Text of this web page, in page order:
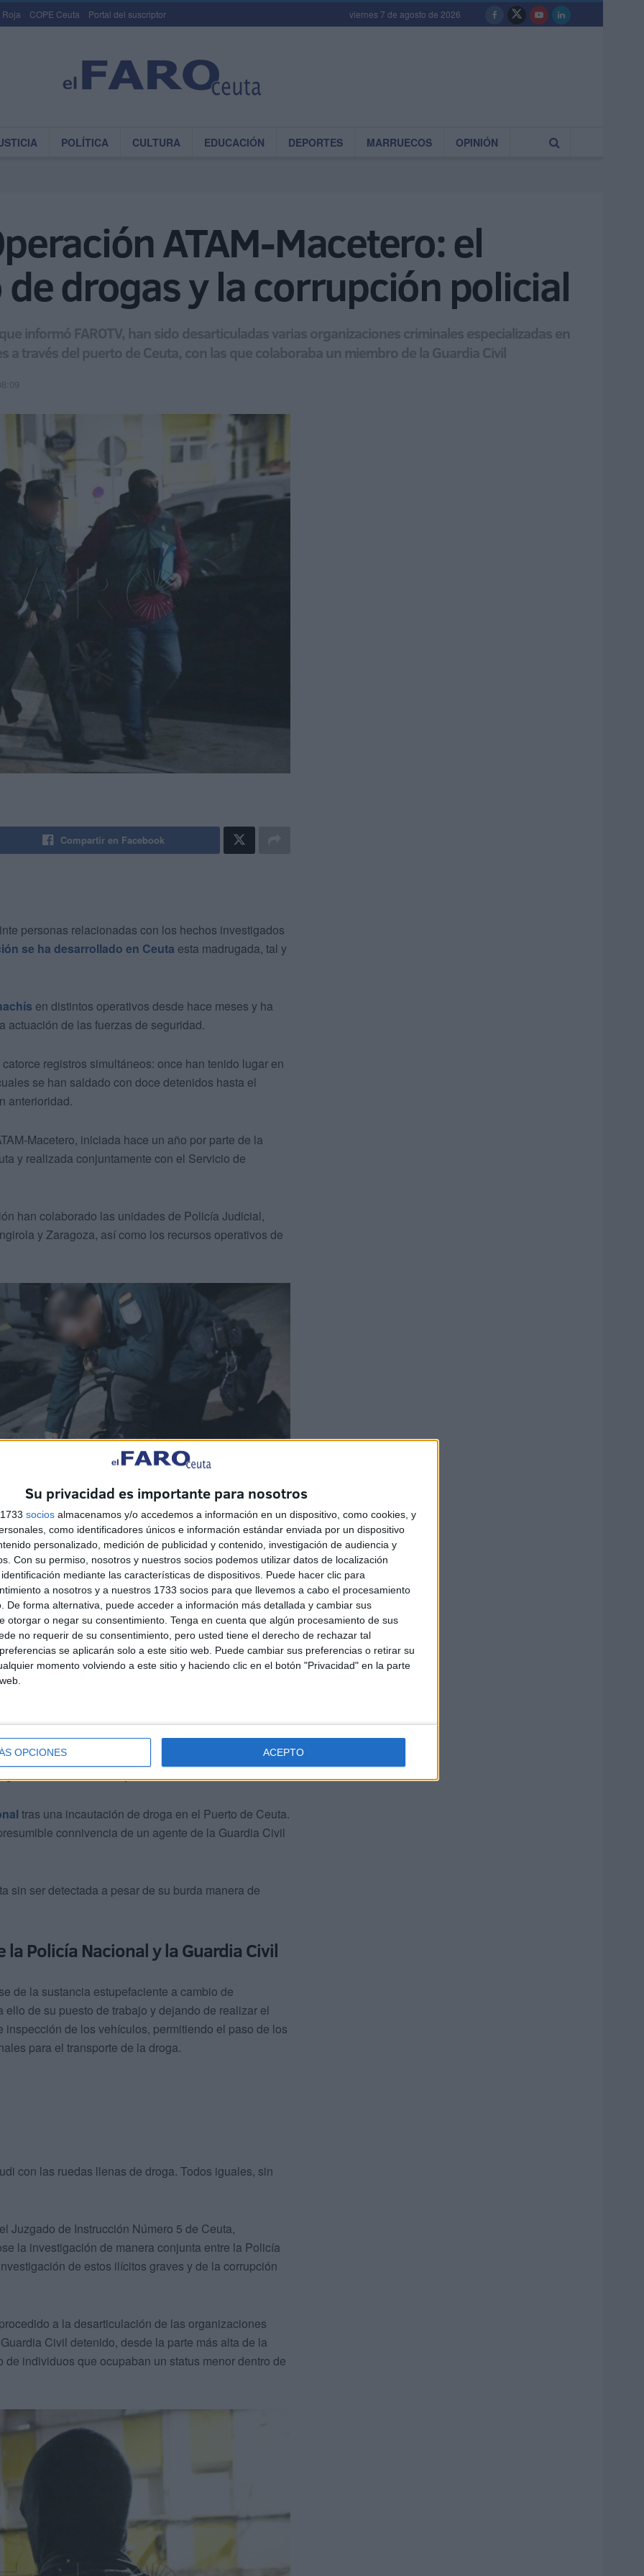
Su privacidad es importante para nosotros
socios almacenamos y/o accedemos a información en un dispositivo, como cookies, y
como identificadores únicos e información estándar enviada por un dispositivo
personalizado, medición de publicidad y contenido, investigación de audiencia y
Con su permiso, nosotros y nuestros socios podemos utilizar datos de localización
mediante las características de dispositivos. Puede hacer clic para
a nosotros y a nuestros 1733 socios para que llevemos a cabo el procesamiento
De forma alternativa, puede acceder a información más detallada y cambiar sus
otorgar o negar su consentimiento. Tenga en cuenta que algún procesamiento de sus
no requerir de su consentimiento, pero usted tiene el derecho de rechazar tal
se aplicarán solo a este sitio web. Puede cambiar sus preferencias o retirar su
momento volviendo a este sitio y haciendo clic en el botón "Privacidad" en la parte
OPCIONES ACEPTO
Roja COPE Ceuta Portal del suscriptor viernes 7 de agosto de 2026
POLÍTICA CULTURA EDUCACIÓN DEPORTES MARRUECOS OPINIÓN
ATAM-Macetero: el
drogas y la corrupción policial
informó FAROTV, han sido desarticuladas varias organizaciones criminales especializadas en
través del puerto de Ceuta, con las que colaboraba un miembro de la Guardia Civil
Compartir en Facebook
personas relacionadas con los hechos investigados
se ha desarrollado en Ceuta esta madrugada, tal y
en distintos operativos desde hace meses y ha
actuación de las fuerzas de seguridad.
registros simultáneos: once han tenido lugar en
se han saldado con doce detenidos hasta el
anterioridad.
Macetero, iniciada hace un año por parte de la
y realizada conjuntamente con el Servicio de
han colaborado las unidades de Policía Judicial,
y Zaragoza, así como los recursos operativos de
de los Servicios de Asuntos Internos y los
además de GRS y GAR.
tras una incautación de droga en el Puerto de Ceuta.
connivencia de un agente de la Guardia Civil
sin ser detectada a pesar de su burda manera de
Policía Nacional y la Guardia Civil
de la sustancia estupefaciente a cambio de
de su puesto de trabajo y dejando de realizar el
de los vehículos, permitiendo el paso de los
para el transporte de la droga.
con las ruedas llenas de droga. Todos iguales, sin
Juzgado de Instrucción Número 5 de Ceuta,
la investigación de manera conjunta entre la Policía
de estos ilícitos graves y de la corrupción
a la desarticulación de las organizaciones
Civil detenido, desde la parte más alta de la
individuos que ocupaban un status menor dentro de